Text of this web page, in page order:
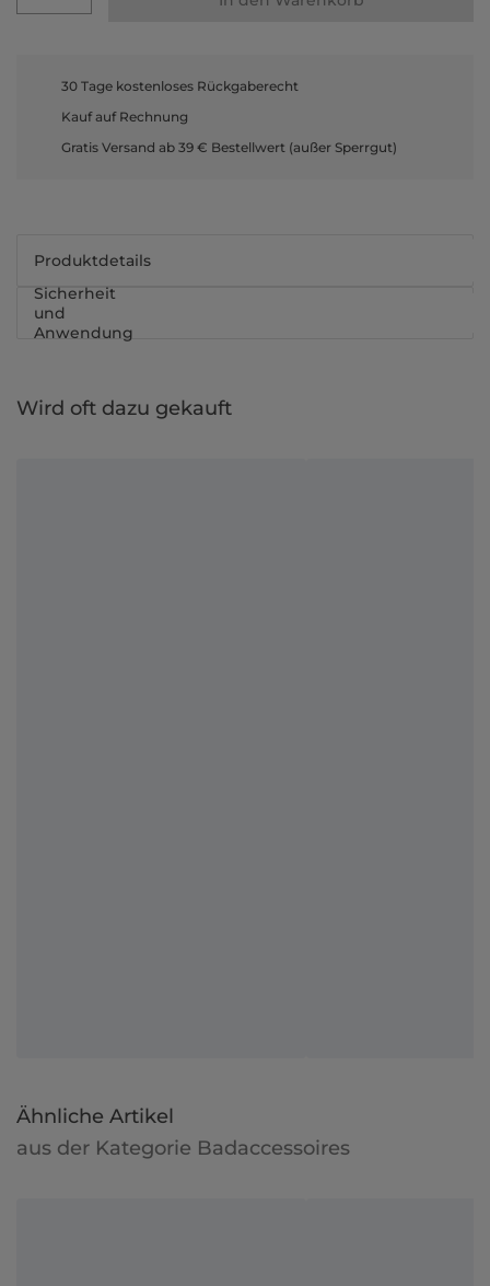
30 Tage kostenloses Rückgaberecht
Kauf auf Rechnung
Gratis Versand ab 39 € Bestellwert (außer Sperrgut)
Produktdetails
Sicherheit
und
Anwendung
Wird oft dazu gekauft
Ähnliche Artikel
aus der Kategorie Badaccessoires